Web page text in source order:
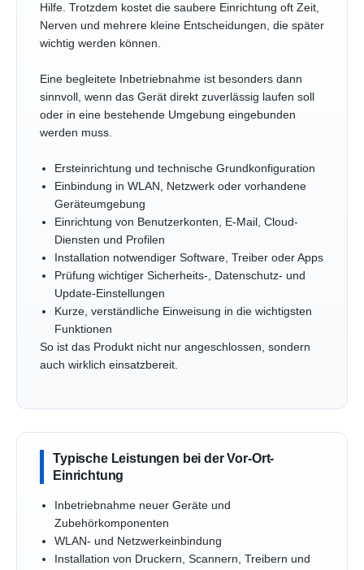
Hilfe. Trotzdem kostet die saubere Einrichtung oft Zeit,
Nerven und mehrere kleine Entscheidungen, die später
wichtig werden können.
Eine begleitete Inbetriebnahme ist besonders dann
sinnvoll, wenn das Gerät direkt zuverlässig laufen soll
oder in eine bestehende Umgebung eingebunden
werden muss.
Ersteinrichtung und technische Grundkonfiguration
Einbindung in WLAN, Netzwerk oder vorhandene
Geräteumgebung
Einrichtung von Benutzerkonten, E-Mail, Cloud-
Diensten und Profilen
Installation notwendiger Software, Treiber oder Apps
Prüfung wichtiger Sicherheits-, Datenschutz- und
Update-Einstellungen
Kurze, verständliche Einweisung in die wichtigsten
Funktionen
So ist das Produkt nicht nur angeschlossen, sondern
auch wirklich einsatzbereit.
Typische Leistungen bei der Vor-Ort-
Einrichtung
Inbetriebnahme neuer Geräte und
Zubehörkomponenten
WLAN- und Netzwerkeinbindung
Installation von Druckern, Scannern, Treibern und